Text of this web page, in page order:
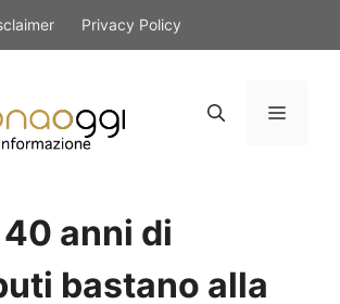
Privacy Policy
Menu
anni di
bastano alla